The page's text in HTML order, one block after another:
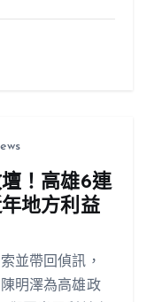
！高雄6連
地方利益
並帶回偵訊，
明澤為高雄政